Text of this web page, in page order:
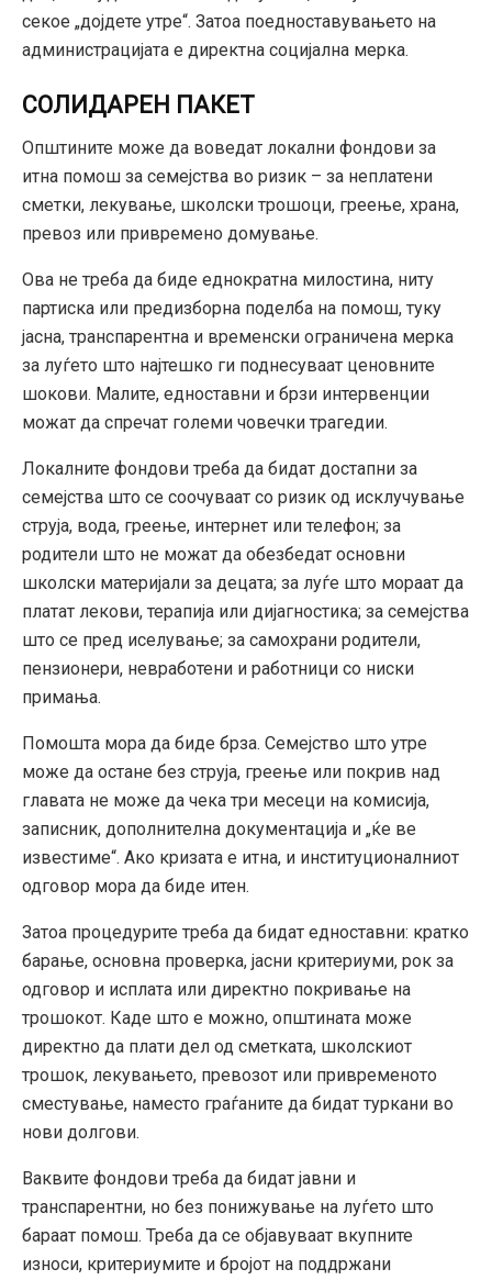
секое „дојдете утре“. Затоа поедноставувањето на
администрацијата е директна социјална мерка.
СОЛИДАРЕН ПАКЕТ
Општините може да воведат локални фондови за
итна помош за семејства во ризик – за неплатени
сметки, лекување, школски трошоци, греење, храна,
превоз или привремено домување.
Ова не треба да биде еднократна милостина, ниту
партиска или предизборна поделба на помош, туку
јасна, транспарентна и временски ограничена мерка
за луѓето што најтешко ги поднесуваат ценовните
шокови. Малите, едноставни и брзи интервенции
можат да спречат големи човечки трагедии.
Локалните фондови треба да бидат достапни за
семејства што се соочуваат со ризик од исклучување
струја, вода, греење, интернет или телефон; за
родители што не можат да обезбедат основни
школски материјали за децата; за луѓе што мораат да
платат лекови, терапија или дијагностика; за семејства
што се пред иселување; за самохрани родители,
пензионери, невработени и работници со ниски
примања.
Помошта мора да биде брза. Семејство што утре
може да остане без струја, греење или покрив над
главата не може да чека три месеци на комисија,
записник, дополнителна документација и „ќе ве
известиме“. Ако кризата е итна, и институционалниот
одговор мора да биде итен.
Затоа процедурите треба да бидат едноставни: кратко
барање, основна проверка, јасни критериуми, рок за
одговор и исплата или директно покривање на
трошокот. Каде што е можно, општината може
директно да плати дел од сметката, школскиот
трошок, лекувањето, превозот или привременото
сместување, наместо граѓаните да бидат туркани во
нови долгови.
Ваквите фондови треба да бидат јавни и
транспарентни, но без понижување на луѓето што
бараат помош. Треба да се објавуваат вкупните
износи, критериумите и бројот на поддржани